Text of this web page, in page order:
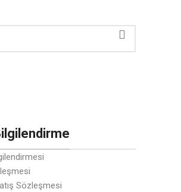
Sözleşmesi